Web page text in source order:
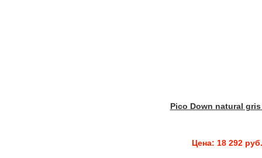
Pico Down natural gris
Цена: 18 292 руб.